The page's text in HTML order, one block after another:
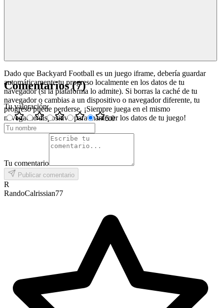
Dado que Backyard Football es un juego iframe, debería guardar
automáticamente tu progreso localmente en los datos de tu
navegador (si la plataforma lo admite). Si borras la caché de tu
navegador o cambias a un dispositivo o navegador diferente, tu
progreso puede perderse. ¡Siempre juega en el mismo
navegador/dispositivo para mantener los datos de tu juego!
Comentarios(7)
Tu valoración:
5.0
Tu comentario
Publicar comentario
R
RandoCalrissian77